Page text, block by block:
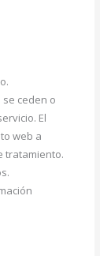
ceden o
El
web a
tratamiento.